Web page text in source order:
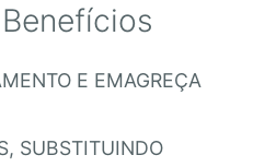
E EMAGREÇA
SUBSTITUINDO